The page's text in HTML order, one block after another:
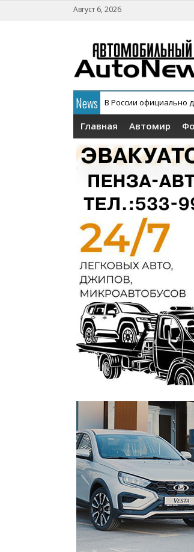
Август 6, 2026
News
В России официально
АГР официально снял
Главная Автомир